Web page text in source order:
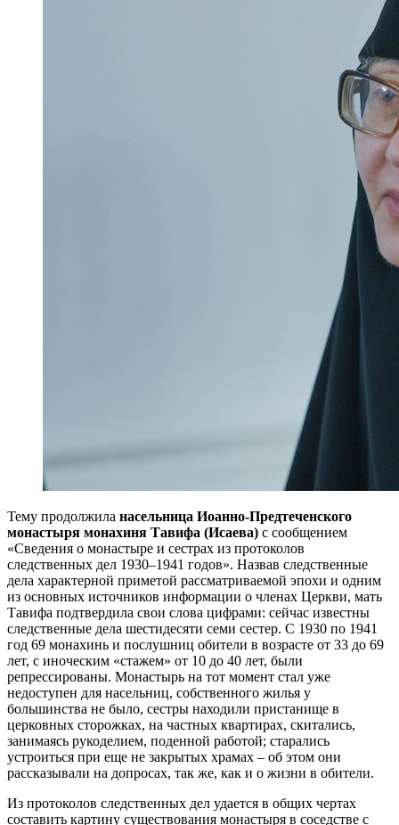
Тему продолжила насельница Иоанно-Предтеченского
монастыря монахиня Тавифа (Исаева) с сообщением
«Сведения о монастыре и сестрах из протоколов
следственных дел 1930–1941 годов». Назвав следственные
дела характерной приметой рассматриваемой эпохи и одним
из основных источников информации о членах Церкви, мать
Тавифа подтвердила свои слова цифрами: сейчас известны
следственные дела шестидесяти семи сестер. С 1930 по 1941
год 69 монахинь и послушниц обители в возрасте от 33 до 69
лет, с иноческим «стажем» от 10 до 40 лет, были
репрессированы. Монастырь на тот момент стал уже
недоступен для насельниц, собственного жилья у
большинства не было, сестры находили пристанище в
церковных сторожках, на частных квартирах, скитались,
занимаясь рукоделием, поденной работой; старались
устроиться при еще не закрытых храмах – об этом они
рассказывали на допросах, так же, как и о жизни в обители.
Из протоколов следственных дел удается в общих чертах
составить картину существования монастыря в соседстве с